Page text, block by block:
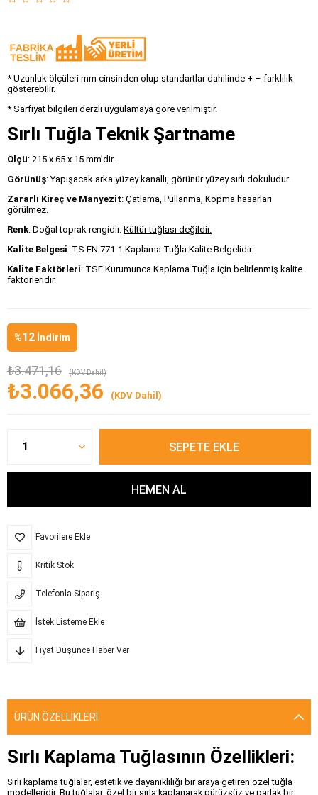
* Uzunluk ölçüleri mm cinsinden olup standartlar dahilinde + – farklılık
gösterebilir.
* Sarfiyat bilgileri derzli uygulamaya göre verilmiştir.
Sırlı Tuğla Teknik Şartname
Ölçü: 215 x 65 x 15 mm’dir.
Görünüş: Yapışacak arka yüzey kanallı, görünür yüzey sırlı dokuludur.
Zararlı Kireç ve Manyezit: Çatlama, Pullanma, Kopma hasarları
görülmez.
Renk: Doğal toprak rengidir. Kültür tuğlası değildir.
Kalite Belgesi: TS EN 771-1 Kaplama Tuğla Kalite Belgelidir.
Kalite Faktörleri: TSE Kurumunca Kaplama Tuğla için belirlenmiş kalite
faktörleridir.
%12 İndirim
₺3.471,16 (KDV Dahil)
₺3.066,36 (KDV Dahil)
Favorilere Ekle
Kritik Stok
Telefonla Sipariş
İstek Listeme Ekle
Fiyat Düşünce Haber Ver
ÜRÜN ÖZELLIKLERI
Sırlı Kaplama Tuğlasının Özellikleri:
Sırlı kaplama tuğlalar, estetik ve dayanıklılığı bir araya getiren özel tuğla
modelleridir. Bu tuğlalar, özel bir sırla kaplanarak pürüzsüz ve parlak bir